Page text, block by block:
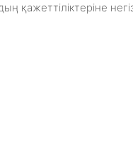
қажеттіліктеріне